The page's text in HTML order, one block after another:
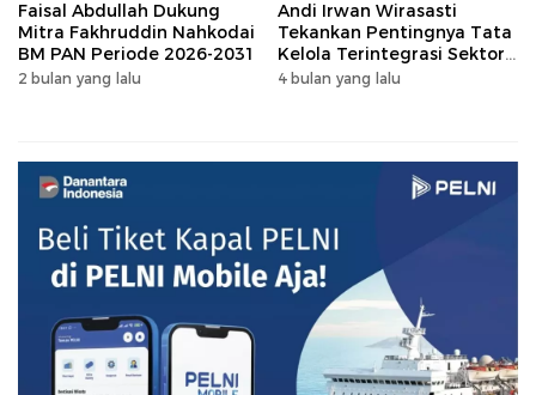
Faisal Abdullah Dukung
Mitra Fakhruddin Nahkodai
BM PAN Periode 2026-2031
2 bulan yang lalu
Andi Irwan Wirasasti
Tekankan Pentingnya Tata
Kelola Terintegrasi Sektor
Peternakan Sulsel
4 bulan yang lalu